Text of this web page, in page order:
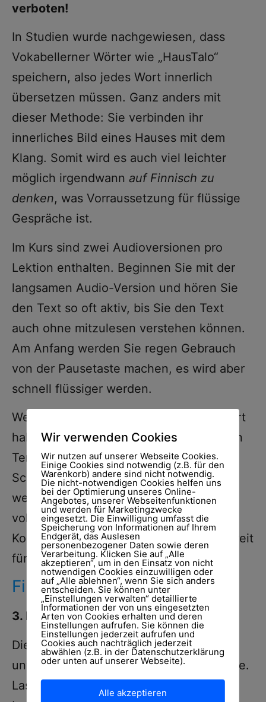
verboten!
In Studien wurde nachgewiesen, dass
Vokabellerner Wörter wie „HausTalo“
speichern, also jedes Wort innerlich
übersetzen müssen. Ganz anders mit
dieser Methode: Sie verbinden ihr
innerliches Bild eines Hauses mit dem
Klang. Somit wird es auch viel leichter
möglich irgendwann auf Finnisch zu
denken, was Vorraussetzung für flüssige
Gespräche ist.
Im Kurs sind zwei Audioversionen pro
Lektion enthalten. Beginnen Sie mit der
langsamen Audio-Version und hören Sie
den Text so oft aktiv, bis Sie den Text
auch ohne mitzulesen verstehen können.
Am Anfang werden Sie regen Gebrauch
von der Pausetaste machen, es wird aber
schnell flüssiger werden.
Wenn Sie das langsame Audio gemeistert
haben, arbeiten Sie mit dem im normalen
Tempo gesprochenen Audio weiter. Der
Schritt „Hören aktiv“ ist abgeschlossen,
wenn Sie das Audio im normalen Tempo
vollständig verstehen, ohne die De-
Kodierung mitzulesen. Jetzt sind Sie bereit
für den nächsten Schritt:
Finnisch lernen – Schritt 3
3. Hören passiv
Dieser Schritt ist sehr(!) wichtig und
unverzichtbar für den Erfolg der Methode.
Lassen Sie das Audio, das Sie jetzt aktiv
Wir verwenden Cookies
Wir nutzen auf unserer Webseite Cookies.
Einige Cookies sind notwendig (z.B. für den
Warenkorb) andere sind nicht notwendig.
Die nicht-notwendigen Cookies helfen uns
bei der Optimierung unseres Online-
Angebotes, unserer Webseitenfunktionen
und werden für Marketingzwecke
eingesetzt. Die Einwilligung umfasst die
Speicherung von Informationen auf Ihrem
Endgerät, das Auslesen
personenbezogener Daten sowie deren
Verarbeitung. Klicken Sie auf „Alle
akzeptieren“, um in den Einsatz von nicht
notwendigen Cookies einzuwilligen oder
auf „Alle ablehnen“, wenn Sie sich anders
entscheiden. Sie können unter
„Einstellungen verwalten“ detaillierte
Informationen der von uns eingesetzten
Arten von Cookies erhalten und deren
Einstellungen aufrufen. Sie können die
Einstellungen jederzeit aufrufen und
Cookies auch nachträglich jederzeit
abwählen (z.B. in der Datenschutzerklärung
oder unten auf unserer Webseite).
Alle akzeptieren